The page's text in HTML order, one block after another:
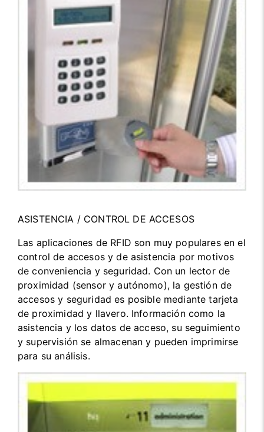
ASISTENCIA / CONTROL DE ACCESOS
Las aplicaciones de RFID son muy populares en el
control de accesos y de asistencia por motivos
de conveniencia y seguridad. Con un lector de
proximidad (sensor y autónomo), la gestión de
accesos y seguridad es posible mediante tarjeta
de proximidad y llavero. Información como la
asistencia y los datos de acceso, su seguimiento
y supervisión se almacenan y pueden imprimirse
para su análisis.